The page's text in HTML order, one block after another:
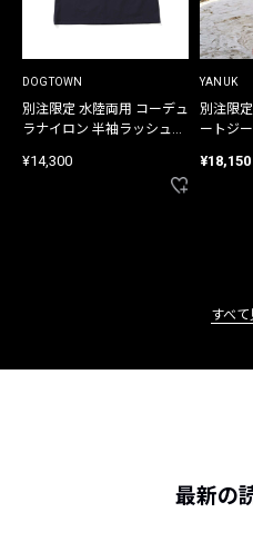
DOGTOWN
別注限定 水陸両用 コーデュ
ラナイロン 半袖ラッシュガ
¥14,300
YANUK
別注限
ートジ
¥18,150
すべて
最新の